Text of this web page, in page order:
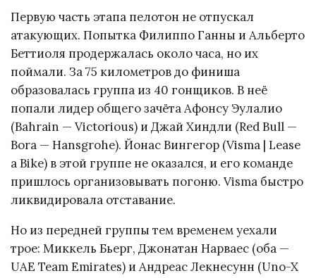
Первую часть этапа пелотон не отпускал
атакующих. Попытка Филиппо Ганны и Альберто
Беттиоля продержалась около часа, но их
поймали. За 75 километров до финиша
образовалась группа из 40 гонщиков. В неё
попали лидер общего зачёта Афонсу Эулалио
(Bahrain — Victorious) и Джай Хиндли (Red Bull —
Bora — Hansgrohe). Йонас Вингегор (Visma | Lease
a Bike) в этой группе не оказался, и его команде
пришлось организовывать погоню. Visma быстро
ликвидировала отставание.
Но из передней группы тем временем уехали
трое: Миккель Бьерг, Джонатан Нарваес (оба —
UAE Team Emirates) и Андреас Лекнесунн (Uno-X